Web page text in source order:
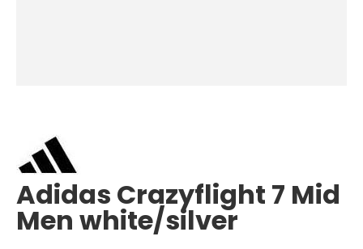
Bildgalerie
springen
Adidas Crazyflight 7 Mid
Men white/silver